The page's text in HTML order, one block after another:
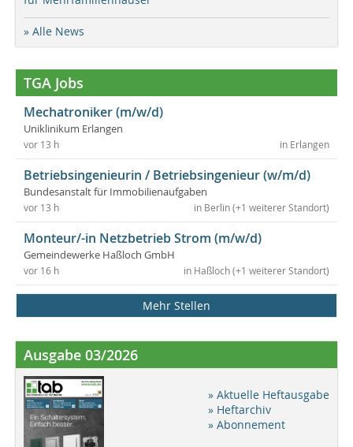
» Alle News
TGA Jobs
Mechatroniker (m/w/d)
Uniklinikum Erlangen
in Erlangen
vor 13 h
Betriebsingenieurin / Betriebsingenieur (w/m/d)
Bundesanstalt für Immobilienaufgaben
in Berlin (+1 weiterer Standort)
vor 13 h
Monteur/-in Netzbetrieb Strom (m/w/d)
Gemeindewerke Haßloch GmbH
in Haßloch (+1 weiterer Standort)
vor 16 h
Mehr Stellen
Ausgabe 03/2026
» Aktuelle Heftausgabe
» Heftarchiv
» Abonnement